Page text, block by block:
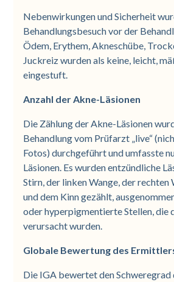
Nebenwirkungen und Sicherheit
Behandlungsbesuch vor der
Ödem, Erythem, Akneschübe,
Juckreiz wurden als keine, leicht,
eingestuft.
Anzahl der Akne-Läsionen
Die Zählung der Akne-Läsionen
Behandlung vom Prüfarzt „live“
Fotos) durchgeführt und umfasste
Läsionen. Es wurden entzündliche
Stirn, der linken Wange, der rechten
und dem Kinn gezählt,
oder hyperpigmentierte Stellen, die
verursacht wurden.
Globale Bewertung des
Die IGA bewertet den Schweregrad